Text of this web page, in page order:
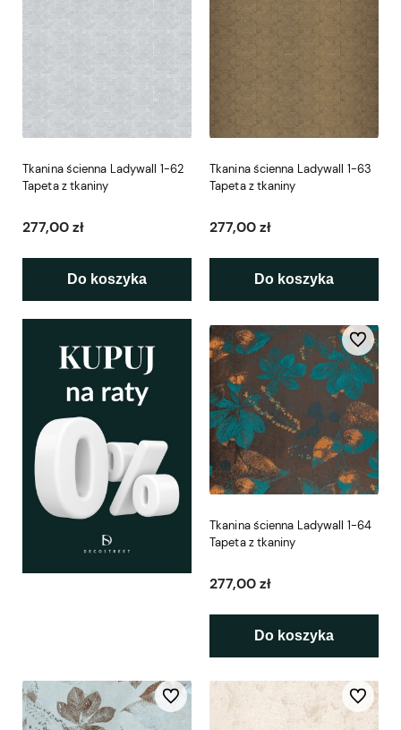
Tkanina ścienna Ladywall 1-62
Tapeta z tkaniny
277,00 zł
Do koszyka
Tkanina ścienna Ladywall 1-63
Tapeta z tkaniny
277,00 zł
Do koszyka
Tkanina ścienna Ladywall 1-64
Tapeta z tkaniny
277,00 zł
Do koszyka
Do
Do ulubionych Do